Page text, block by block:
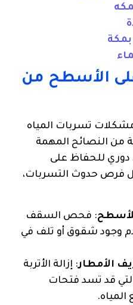
الأسطح من
تسربات المياه
النصائح المهمة
دوري للحفاظ على
فرص حدوث التسربات،
: فحص السقف
وجود شقوق أو تلف في
الأمطار: إزالة الأتربة
قد تسد فتحات